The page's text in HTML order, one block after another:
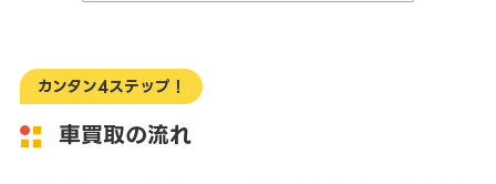
カンタン4ステップ！
車買取の流れ